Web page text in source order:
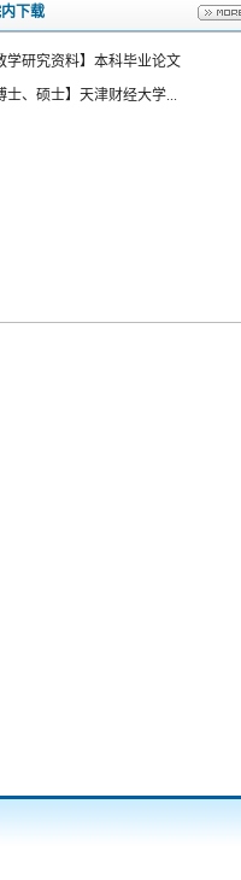
内下载
学研究资料】本科毕业论文
士、硕士】天津财经大学...